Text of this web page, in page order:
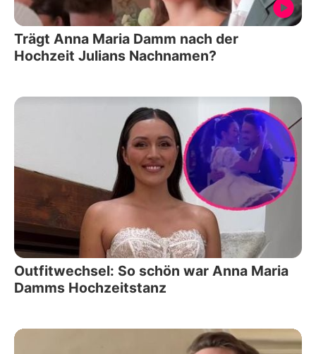
Trägt Anna Maria Damm nach der
Hochzeit Julians Nachnamen?
Outfitwechsel: So schön war Anna Maria
Damms Hochzeitstanz